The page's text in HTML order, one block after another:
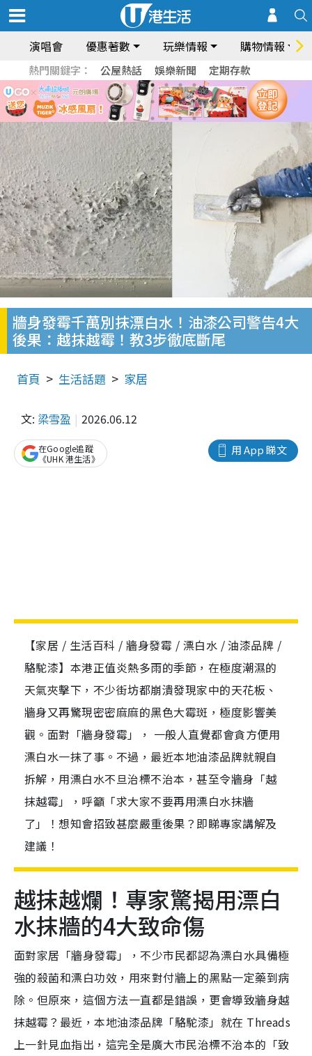
演唱會 優惠著數 玩樂情報 購物情報
熱門關鍵字： 公屋熱話 娛樂新聞 定期存款
牆身發霉千萬別抹漂白水！油漆公司警告4大
後果：越抹越霉！教3步徹底斷尾
首頁 生活話題 家居
文: 梁雪盈 2026.06.12
用 App 睇文
在Google追蹤
《UHK 港生活》
【家居 / 生活百科 / 牆身發霉 / 漂白水 / 油漆品牌 /
駱駝漆】本港正值炎熱多雨的季節，在極度潮濕的
天氣夾擊下，不少街坊都崩潰發現家中的天花板、
牆身又再驚現密密麻麻的黑色大霉斑，極度影響美
觀。面對「牆身發霉」， 一般人直覺都會貪方便用
漂白水一抹了事。不過，最近本地油漆品牌就親自
拆解，用漂白水不旦治標不治本，甚至令牆身「越
抹越霉」，呼籲「求大家不要再用漂白水抹牆
了」！想知會招致甚麼嚴重後果？即睇專家講解及
建議！
越抹越爛！專家驚揭用漂白
水抹牆的4大致命傷
面對家居「牆身發霉」，不少市民都認為漂白水具備極
強的殺菌和漂白功效，用來對付牆上的黑點一定藥到病
除。但原來，這個方法一直都是錯誤，更會導致牆身越
抹越霉？最近，本地油漆品牌「駱駝漆」就在 Threads
上一針見血指出，這完全是廣大市民治標不治本的「致